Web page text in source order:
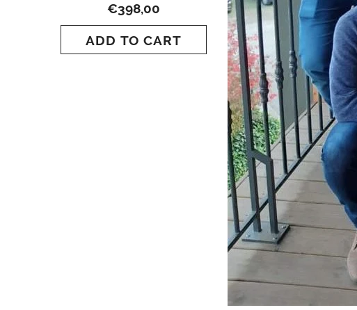
€398,00
ADD TO CART
€649,00
ADD TO CART